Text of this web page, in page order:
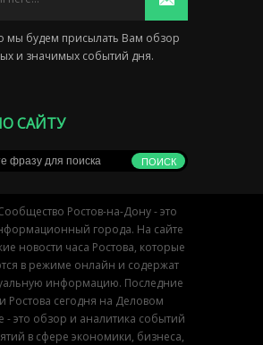
мы будем присылать Вам обзор
и значимых событий дня.
САЙТУ
Ростов-на-Дону - это
города. На сайте
новости часа Ростова, которые
в режиме онлайн и содержат
информацию. Последние
Ростова сегодня на Деловом
- это обзор и аналитика событий
в сфере экономики, бизнеса,